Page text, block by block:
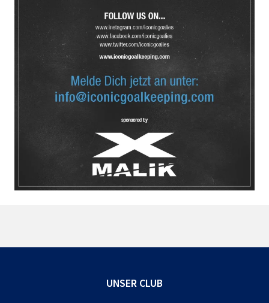
UNSER CLUB